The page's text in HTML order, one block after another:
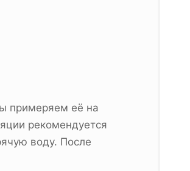
примеряем её на
рекомендуется
воду. После